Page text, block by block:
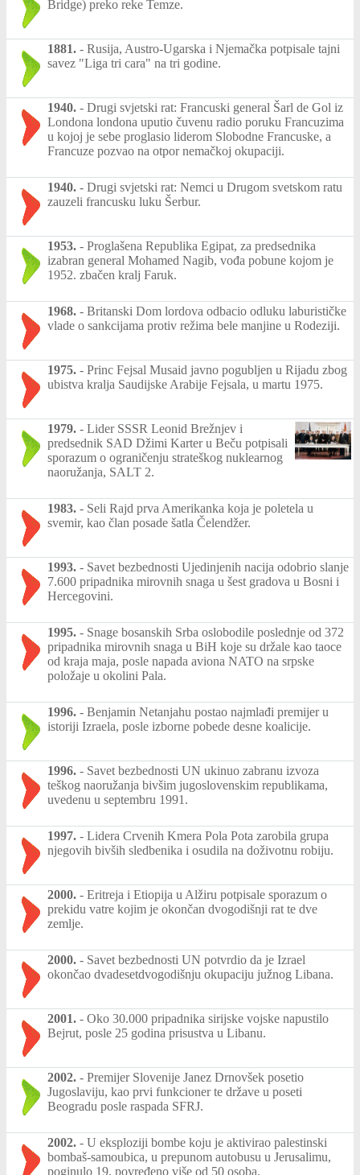
Bridge) preko reke Temze.
1881. - Rusija, Austro-Ugarska i Njemačka potpisale tajni
savez "Liga tri cara" na tri godine.
1940. - Drugi svjetski rat: Francuski general Šarl de Gol iz
Londona londona uputio čuvenu radio poruku Francuzima
u kojoj je sebe proglasio liderom Slobodne Francuske, a
Francuze pozvao na otpor nemačkoj okupaciji.
1940. - Drugi svjetski rat: Nemci u Drugom svetskom ratu
zauzeli francusku luku Šerbur.
1953. - Proglašena Republika Egipat, za predsednika
izabran general Mohamed Nagib, vođa pobune kojom je
1952. zbačen kralj Faruk.
1968. - Britanski Dom lordova odbacio odluku laburističke
vlade o sankcijama protiv režima bele manjine u Rodeziji.
1975. - Princ Fejsal Musaid javno pogubljen u Rijadu zbog
ubistva kralja Saudijske Arabije Fejsala, u martu 1975.
1979. - Lider SSSR Leonid Brežnjev i
predsednik SAD Džimi Karter u Beču potpisali
sporazum o ograničenju strateškog nuklearnog
naoružanja, SALT 2.
1983. - Seli Rajd prva Amerikanka koja je poletela u
svemir, kao član posade šatla Čelendžer.
1993. - Savet bezbednosti Ujedinjenih nacija odobrio slanje
7.600 pripadnika mirovnih snaga u šest gradova u Bosni i
Hercegovini.
1995. - Snage bosanskih Srba oslobodile poslednje od 372
pripadnika mirovnih snaga u BiH koje su držale kao taoce
od kraja maja, posle napada aviona NATO na srpske
položaje u okolini Pala.
1996. - Benjamin Netanjahu postao najmlađi premijer u
istoriji Izraela, posle izborne pobede desne koalicije.
1996. - Savet bezbednosti UN ukinuo zabranu izvoza
teškog naoružanja bivšim jugoslovenskim republikama,
uvedenu u septembru 1991.
1997. - Lidera Crvenih Kmera Pola Pota zarobila grupa
njegovih bivših sledbenika i osudila na doživotnu robiju.
2000. - Eritreja i Etiopija u Alžiru potpisale sporazum o
prekidu vatre kojim je okončan dvogodišnji rat te dve
zemlje.
2000. - Savet bezbednosti UN potvrdio da je Izrael
okončao dvadesetdvogodišnju okupaciju južnog Libana.
2001. - Oko 30.000 pripadnika sirijske vojske napustilo
Bejrut, posle 25 godina prisustva u Libanu.
2002. - Premijer Slovenije Janez Drnovšek posetio
Jugoslaviju, kao prvi funkcioner te države u poseti
Beogradu posle raspada SFRJ.
2002. - U eksploziji bombe koju je aktivirao palestinski
bombaš-samoubica, u prepunom autobusu u Jerusalimu,
poginulo 19, povređeno više od 50 osoba.